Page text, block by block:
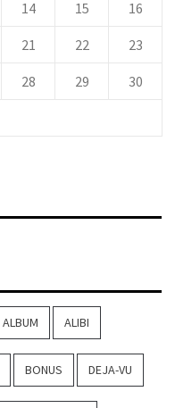
14 15 16
21 22 23
28 29 30
ALBUM ALIBI
BONUS DEJA-VU